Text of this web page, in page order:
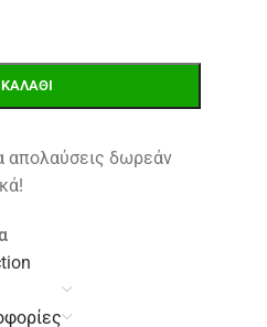
απολαύσεις δωρεάν